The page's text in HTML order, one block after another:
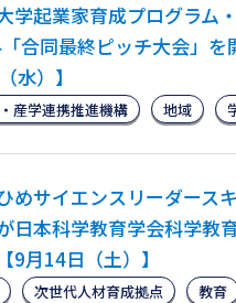
学起業家育成プログラム
合同最終ピッチ大会」を
水）】
産学連携推進機構 地域
ひめサイエンスリーダース
日本科学教育学会科学教
9月14日（土）】
次世代人材育成拠点 教育